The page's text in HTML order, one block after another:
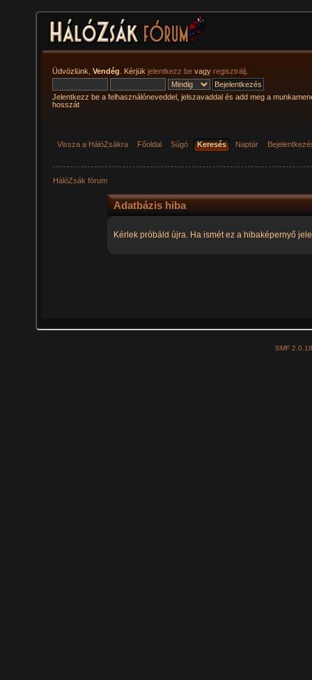
Üdvözlünk, Vendég . Kérjük jelentkezz be vagy regisztrálj
Jelentkezz be a felhasználóneveddel, jelszavaddal és add meg a
hosszát
Vissza a HálóZsákra Főoldal Súgó Keresés Naptár
HálóZsák fórum
Adatbázis hiba
Kérlek próbáld újra. Ha ismét ez a hibaképernyő
SMF 2.0.18